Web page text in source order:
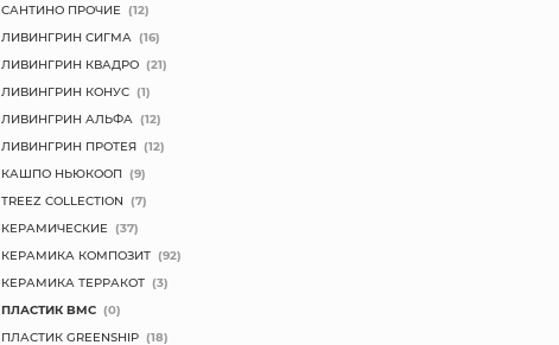
САНТИНО ПРОЧИЕ (12)
ЛИВИНГРИН СИГМА (16)
ЛИВИНГРИН КВАДРО (21)
ЛИВИНГРИН КОНУС (1)
ЛИВИНГРИН АЛЬФА (12)
ЛИВИНГРИН ПРОТЕЯ (12)
КАШПО НЬЮКООП (9)
TREEZ COLLECTION (7)
КЕРАМИЧЕСКИЕ (37)
КЕРАМИКА КОМПОЗИТ (92)
КЕРАМИКА ТЕРРАКОТ (3)
ПЛАСТИК BMC (0)
ПЛАСТИК GREENSHIP (18)